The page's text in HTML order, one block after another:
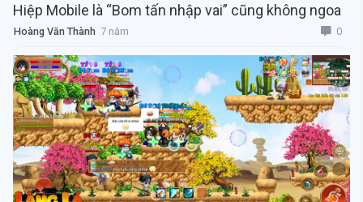
Hiệp Mobile là “Bom tấn nhập vai” cũng không ngoa
Hoàng Văn Thành 7 năm 0